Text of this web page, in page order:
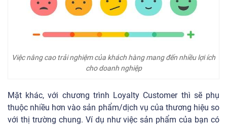
Việc nâng cao trải nghiệm của khách hàng mang đến nhiều lợi ích
cho doanh nghiệp
Mặt khác, với chương trình Loyalty Customer thì sẽ phụ
thuộc nhiều hơn vào sản phẩm/dịch vụ của thương hiệu so
với thị trường chung. Ví dụ như việc sản phẩm của bạn có